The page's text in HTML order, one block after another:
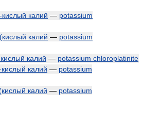
кислый калий — potassium
калий — potassium
калий — potassium chloroplatinite
калий — potassium
калий — potassium